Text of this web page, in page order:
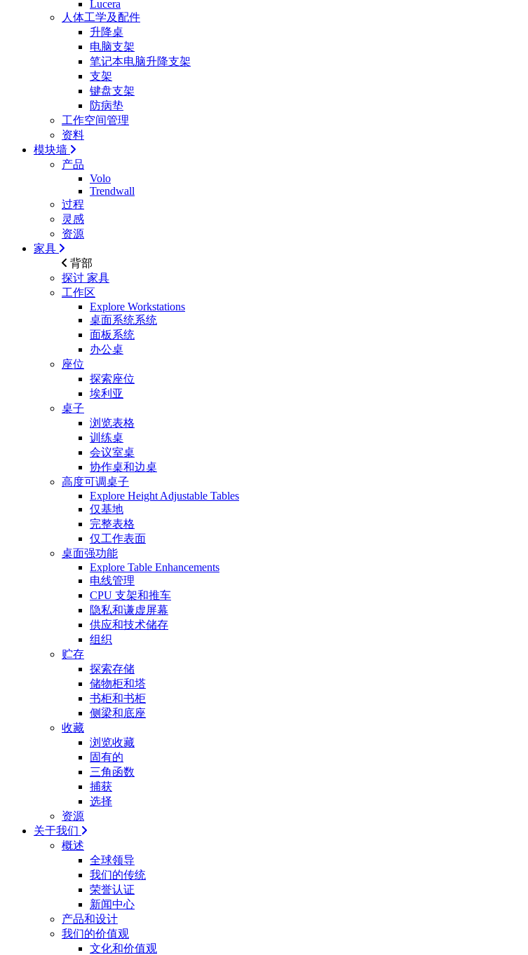
Lucera
人体工学及配件
升降桌
电脑支架
笔记本电脑升降支架
支架
键盘支架
防病垫
工作空间管理
资料
模块墙
产品
Volo
Trendwall
过程
灵感
资源
家具
背部
探讨 家具
工作区
Explore Workstations
桌面系统系统
面板系统
办公桌
座位
探索座位
埃利亚
桌子
浏览表格
训练桌
会议室桌
协作桌和边桌
高度可调桌子
Explore Height Adjustable Tables
仅基地
完整表格
仅工作表面
桌面强功能
Explore Table Enhancements
电线管理
CPU 支架和推车
隐私和谦虚屏幕
供应和技术储存
组织
贮存
探索存储
储物柜和塔
书柜和书柜
侧梁和底座
收藏
浏览收藏
固有的
三角函数
捕获
选择
资源
关于我们
概述
全球领导
我们的传统
荣誉认证
新闻中心
产品和设计
我们的价值观
文化和价值观